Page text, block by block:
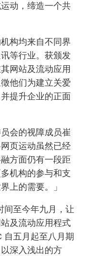
动，缔造一个共
构均来自不同界
等行业。获颁发
网站及流动应用
他们为建立关爱
提升企业的正面
会的视障成员崔
页运动虽然已经
方面仍有一段距
机构的参与和支
上的需要。」
间至今年九月，让
及流动应用程式
自五月起至八月期
深入浅出的方